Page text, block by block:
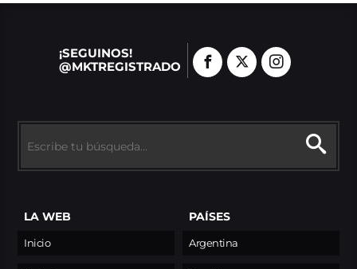
¡SEGUINOS!
@MKTREGISTRADO
LA WEB
Inicio
PAÍSES
Argentina